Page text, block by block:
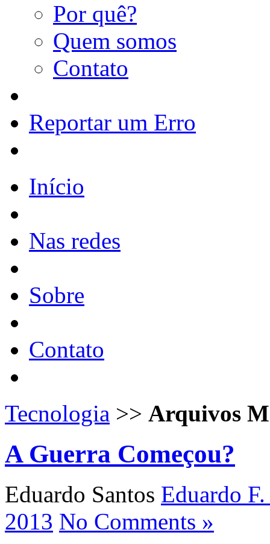
Por quê?
Quem somos
Contato
Reportar um Erro
Início
Nas redes
Sobre
Contato
Tecnologia >> Arquivos
A Guerra Começou?
Eduardo Santos Eduardo
2013 No Comments »